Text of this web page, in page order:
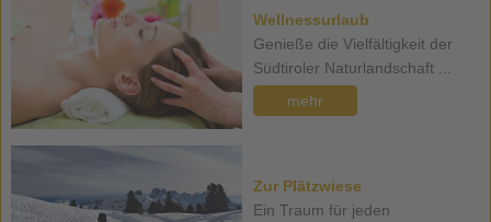
Wellnessurlaub
Genieße die Vielfältigkeit der
Südtiroler Naturlandschaft ...
mehr
Zur Plätzwiese
Ein Traum für jeden